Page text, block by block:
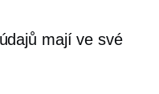
mají ve své